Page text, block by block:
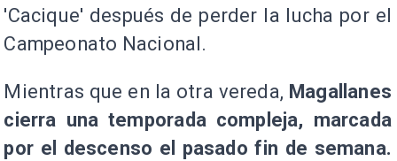
'Cacique' después de perder la lucha por el
Campeonato Nacional.
Mientras que en la otra vereda, Magallanes
cierra una temporada compleja, marcada
por el descenso el pasado fin de semana.